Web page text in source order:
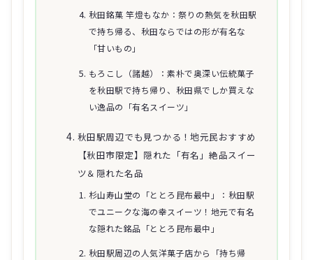
秋田銘菓 竿燈もなか：祭りの熱気を秋田駅
で持ち帰る、秋田ならではの形が有名な
「甘いもの」
もろこし（諸越）：素朴で奥深い伝統菓子
を秋田駅で持ち帰り、秋田県でしか買えな
い逸品の「有名スイーツ」
秋田駅周辺でも見つかる！地元民おすすめ
【秋田市限定】隠れた「有名」絶品スイー
ツ＆隠れた名品
杉山寿山堂の「ととろ昆布最中」：秋田駅
でユニークな海の幸スイーツ！地元で有名
な隠れた銘品「ととろ昆布最中」
秋田駅周辺の人気洋菓子店から「持ち帰